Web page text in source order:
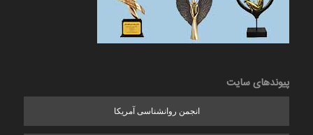
پیوندهای سایت
انجمن روانشناسی آمریکا